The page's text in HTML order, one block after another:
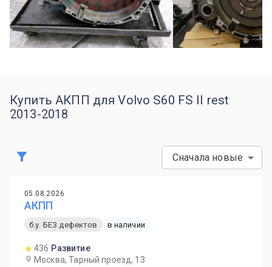
Купить АКПП для Volvo S60 FS II rest
2013-2018
Сначала новые
05.08.2026
АКПП
б.у. БЕЗ дефектов в наличии
436 Развитие
Москва, Тарный проезд, 13